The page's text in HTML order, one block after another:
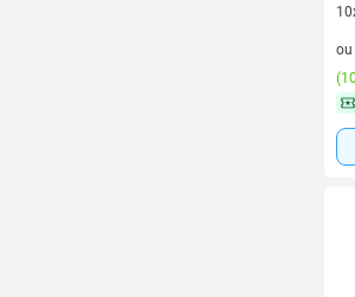
ou
(